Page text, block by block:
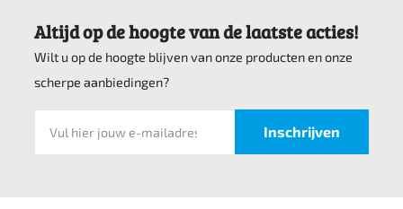
Altijd op de hoogte van de laatste acties!
Wilt u op de hoogte blijven van onze producten en onze
scherpe aanbiedingen?